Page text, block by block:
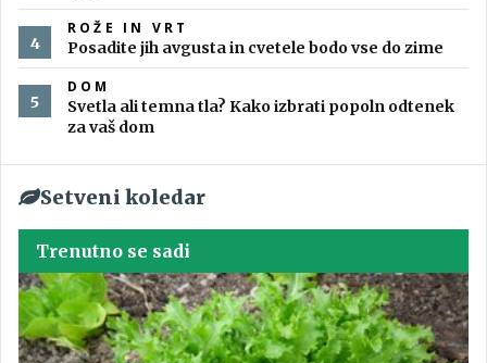
ROŽE IN VRT
Posadite jih avgusta in cvetele bodo vse do zime
DOM
Svetla ali temna tla? Kako izbrati popoln odtenek
za vaš dom
Setveni koledar
Trenutno se sadi